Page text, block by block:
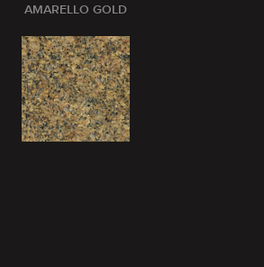
AMARELLO GOLD